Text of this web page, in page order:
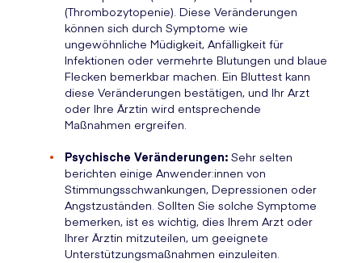
(Thrombozytopenie). Diese Veränderungen
können sich durch Symptome wie
ungewöhnliche Müdigkeit, Anfälligkeit für
Infektionen oder vermehrte Blutungen und blaue
Flecken bemerkbar machen. Ein Bluttest kann
diese Veränderungen bestätigen, und Ihr Arzt
oder Ihre Ärztin wird entsprechende
Maßnahmen ergreifen.
Psychische Veränderungen: Sehr selten
berichten einige Anwender:innen von
Stimmungsschwankungen, Depressionen oder
Angstzuständen. Sollten Sie solche Symptome
bemerken, ist es wichtig, dies Ihrem Arzt oder
Ihrer Ärztin mitzuteilen, um geeignete
Unterstützungsmaßnahmen einzuleiten.